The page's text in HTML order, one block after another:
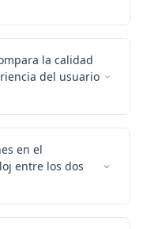
la calidad
del usuario
en el
entre los dos